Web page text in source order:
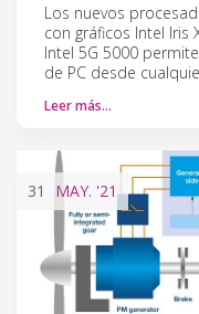
Los nuevos
con gráficos Intel Iris
Intel 5G 5000
de PC desde
Leer más…
31 MAY. '21